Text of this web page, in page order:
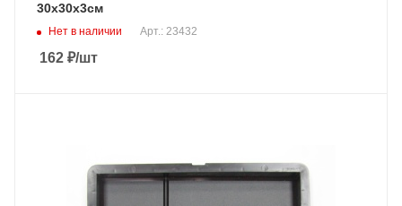
30х30х3см
Нет в наличии Арт.: 23432
162 ₽/шт